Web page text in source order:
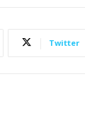
Twitter